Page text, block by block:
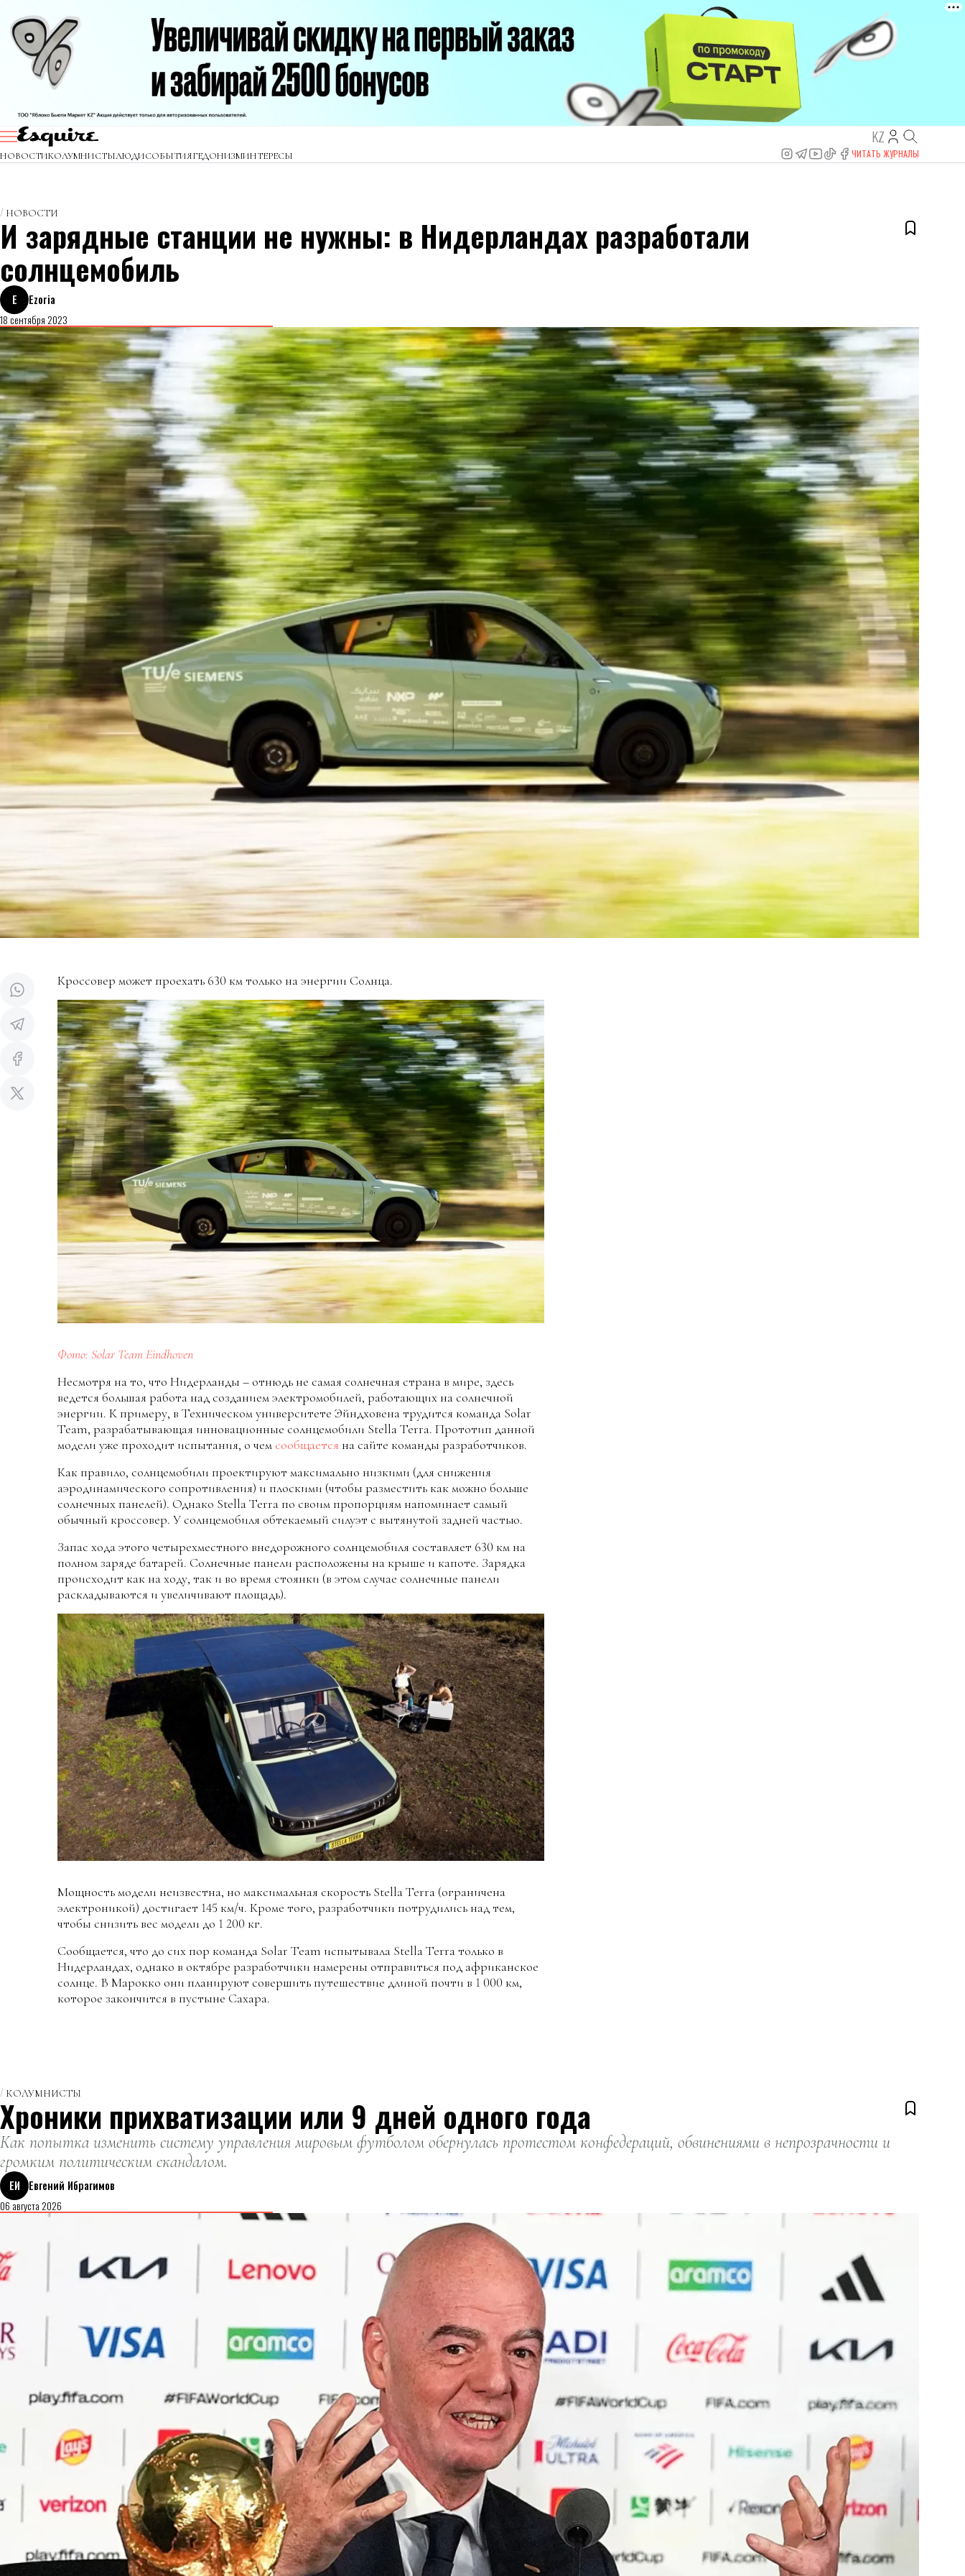
KZ
НОВОСТИКОЛУМНИСТЫЛЮДИСОБЫТИЯГЕДОНИЗМИНТЕРЕСЫ ЧИТАТЬ ЖУРНАЛЫ
НОВОСТИ
И зарядные станции не нужны: в Нидерландах разработали
солнцемобиль
E
Ezoria
18 сентября 2023
Кроссовер может проехать 630 км только на энергии Солнца.
Фото: Solar Team Eindhoven
Несмотря на то, что Нидерланды – отнюдь не самая солнечная страна в мире, здесь
ведется большая работа над созданием электромобилей, работающих на солнечной
энергии. К примеру, в Техническом университете Эйндховена трудится команда Solar
Team, разрабатывающая инновационные солнцемобили Stella Terra. Прототип данной
модели уже проходит испытания, о чем сообщается на сайте команды разработчиков.
Как правило, солнцемобили проектируют максимально низкими (для снижения
аэродинамического сопротивления) и плоскими (чтобы разместить как можно больше
солнечных панелей). Однако Stella Terra по своим пропорциям напоминает самый
обычный кроссовер. У солнцемобиля обтекаемый силуэт с вытянутой задней частью.
Запас хода этого четырехместного внедорожного солнцемобиля составляет 630 км на
полном заряде батарей. Солнечные панели расположены на крыше и капоте. Зарядка
происходит как на ходу, так и во время стоянки (в этом случае солнечные панели
раскладываются и увеличивают площадь).
Мощность модели неизвестна, но максимальная скорость Stella Terra (ограничена
электроникой) достигает 145 км/ч. Кроме того, разработчики потрудились над тем,
чтобы снизить вес модели до 1 200 кг.
Сообщается, что до сих пор команда Solar Team испытывала Stella Terra только в
Нидерландах, однако в октябре разработчики намерены отправиться под африканское
солнце. В Марокко они планируют совершить путешествие длиной почти в 1 000 км,
которое закончится в пустыне Сахара.
КОЛУМНИСТЫ
Хроники прихватизации или 9 дней одного года
Как попытка изменить систему управления мировым футболом обернулась протестом конфедераций, обвинениями в непрозрачности и
громким политическим скандалом.
ЕИ
Евгений Ибрагимов
06 августа 2026